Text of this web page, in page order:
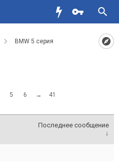
BMW 5 серия
5 6 → 41
Последнее сообщение
↓